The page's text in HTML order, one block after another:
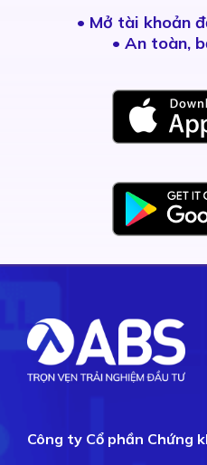
• Mở tài khoản
• An toàn,
Công ty Cổ phần Chứng